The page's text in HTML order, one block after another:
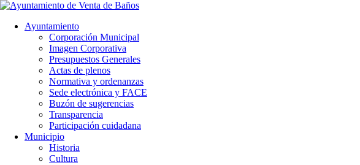
Ayuntamiento
Corporación Municipal
Imagen Corporativa
Presupuestos Generales
Actas de plenos
Normativa y ordenanzas
Sede electrónica y FACE
Buzón de sugerencias
Transparencia
Participación cuidadana
Municipio
Historia
Cultura